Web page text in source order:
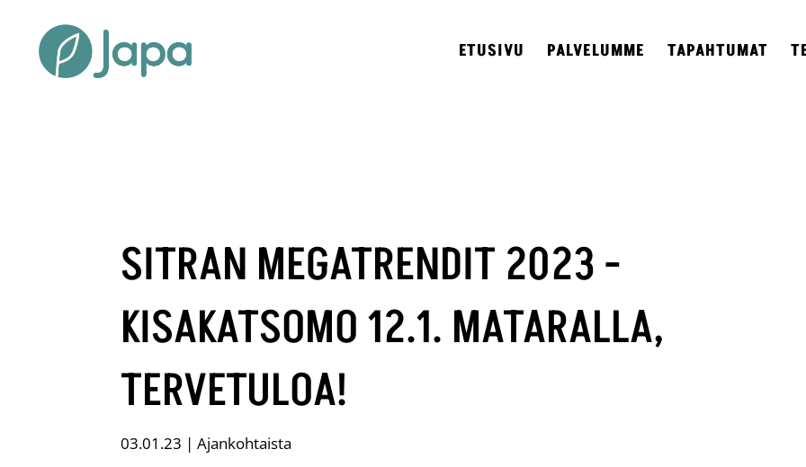
ETUSIVU PALVELUMME TAPAHTUMAT
SITRAN MEGATRENDIT 2023 -
KISAKATSOMO 12.1. MATARALLA,
TERVETULOA!
03.01.23 |Ajankohtaista